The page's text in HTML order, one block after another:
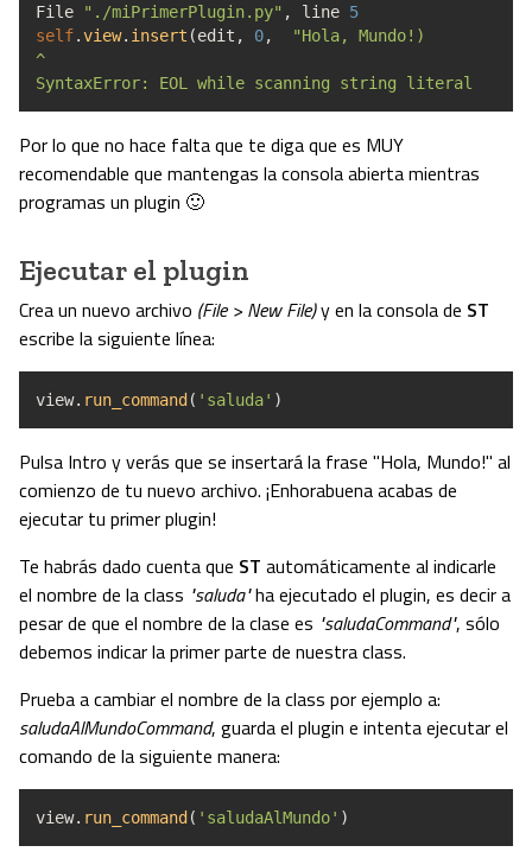
File
"./miPrimerPlugin.py" , line 5
self.view. insert (edit , 0,
"Hola, Mundo!)
^
SyntaxError: EOL while scanning string literal
Por lo que no hace falta que te diga que es MUY
recomendable que mantengas la consola abierta mientras
programas un plugin 🙂
Ejecutar el plugin
Crea un nuevo archivo (File > New File)y en la consola de ST
escribe la siguiente línea:
view. run_command ( 'saluda' )
Pulsa Intro y verás que se insertará la frase "Hola, Mundo!" al
comienzo de tu nuevo archivo. ¡Enhorabuena acabas de
ejecutar tu primer plugin!
Te habrás dado cuenta que ST automáticamente al indicarle
el nombre de la class "saluda"ha ejecutado el plugin, es decir a
pesar de que el nombre de la clase es "saludaCommand", sólo
debemos indicar la primer parte de nuestra class.
Prueba a cambiar el nombre de la class por ejemplo a:
saludaAlMundoCommand, guarda el plugin e intenta ejecutar el
comando de la siguiente manera:
view. run_command ( 'saludaAlMundo' )